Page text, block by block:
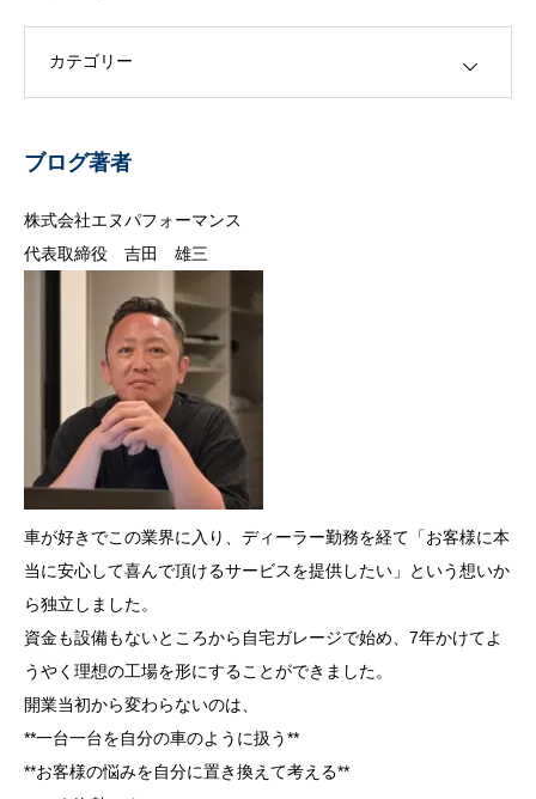
ブログ著者
株式会社エヌパフォーマンス
代表取締役 吉田 雄三
車が好きでこの業界に入り、ディーラー勤務を経て「お客様に本
当に安心して喜んで頂けるサービスを提供したい」という想いか
ら独立しました。
資金も設備もないところから自宅ガレージで始め、7年かけてよ
うやく理想の工場を形にすることができました。
開業当初から変わらないのは、
**一台一台を自分の車のように扱う**
**お客様の悩みを自分に置き換えて考える**